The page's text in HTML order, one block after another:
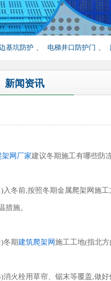
基坑防护 、 电梯井口防护门 、
新闻资讯
架网厂家建议冬期施工有哪些防
入冬前,按照冬期金属爬架网施
措施。
冬期建筑爬架网施工工地(指北
消火栓用草帘、锯末等覆盖,做好